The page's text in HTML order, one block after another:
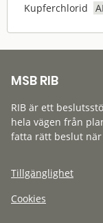
Kupferchlorid
MSB RIB
RIB är ett
hela vägen från
fatta rätt beslut
Tillgänglighet
Cookies